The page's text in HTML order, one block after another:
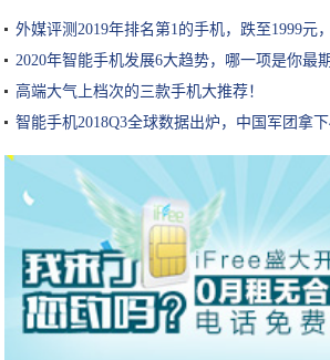
外媒评测2019年排名第1的手机，跌至1999元
2020年智能手机发展6大趋势，哪一项是你最
高端大气上档次的三款手机大推荐！
智能手机2018Q3全球数据出炉，中国军团拿